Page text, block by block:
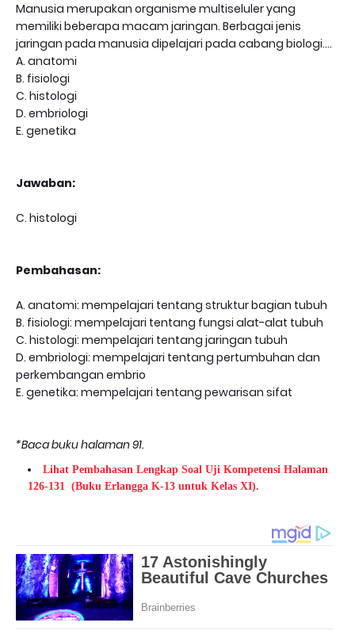
Manusia merupakan organisme multiseluler yang
memiliki beberapa macam jaringan. Berbagai jenis
jaringan pada manusia dipelajari pada cabang biologi....
A. anatomi
B. fisiologi
C. histologi
D. embriologi
E. genetika
Jawaban:
C. histologi
Pembahasan:
A. anatomi: mempelajari tentang struktur bagian tubuh
B. fisiologi: mempelajari tentang fungsi alat-alat tubuh
C. histologi: mempelajari tentang jaringan tubuh
D. embriologi: mempelajari tentang pertumbuhan dan
perkembangan embrio
E. genetika: mempelajari tentang pewarisan sifat
*Baca buku halaman 91.
Lihat Pembahasan Lengkap Soal Uji Kompetensi Halaman
126-131 (Buku Erlangga K-13 untuk Kelas XI).